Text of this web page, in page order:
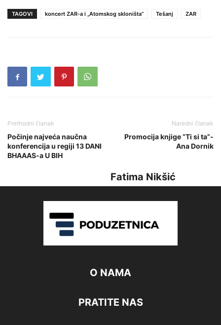
TAGOVI koncert ZAR-a i „Atomskog skloništa“ Tešanj ZAR
Prethodni članak
Počinje najveća naučna
konferencija u regiji 13 DANI
BHAAAS-a U BIH
Naredni članak
Promocija knjige “Ti si ta”-
Ana Dornik
Fatima Nikšić
O NAMA
PRATITE NAS